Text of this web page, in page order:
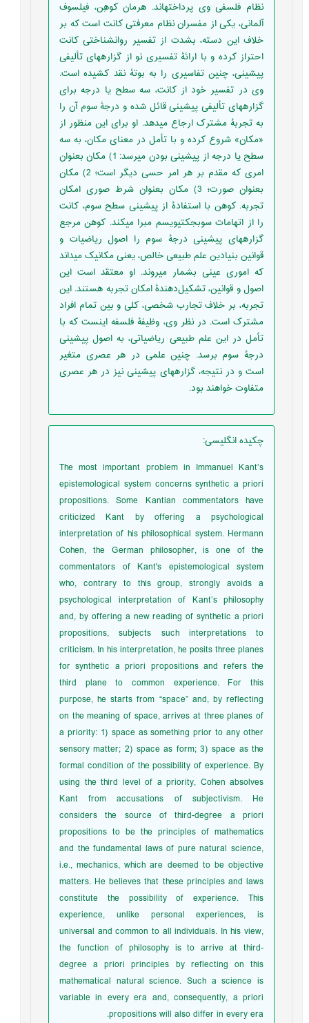
نظام فلسفی وی پرداخته­اند. هرمان کوهِن، فیلسوف
آلمانی، یکی از مفسران نظام معرفتی کانت است که بر
خلاف این دسته، بشدت از تفسیر روانشناختی کانت
احتراز کرده و با ارائۀ تفسیری نو از گزاره­های تألیفی
پیشینی، چنین تفاسیری را به بوتۀ نقد کشیده است.
وی در تفسیر خود از کانت، سه سطح یا درجه برای
گزاره­های تألیفی پیشینی قائل شده و درجۀ سوم آن را
به تجربۀ مشترک ارجاع میدهد. او برای این منظور از
«مکان» شروع کرده و با تأمل در معنای مکان، به سه
سطح یا درجه از پیشینی بودن میرسد: 1) مکان بعنوان
امری که مقدم بر هر امر حسی دیگر است؛ 2) مکان
بعنوان صورت؛ 3) مکان بعنوان شرط صوری امکان
تجربه. کوهن با استفادۀ از پیشینی سطح سوم، کانت
را از اتهامات سوبجکتیویسم مبرا میکند. کوهن مرجع
گزاره­های پیشینی درجۀ سوم را اصول ریاضیات و
قوانین بنیادین علم طبیعی خالص، یعنی مکانیک میداند
که اموری عینی بشمار میروند. او معتقد است این
اصول و قوانین، تشکیل‌دهندۀ امکان تجربه هستند. این
تجربه، بر خلاف تجارب شخصی، کلی و بین تمام افراد
مشترک است. در نظر وی، وظیفۀ فلسفه اینست که با
تأمل در این علم طبیعی ریاضیاتی، به اصول پیشینی
درجۀ سوم برسد. چنین علمی در هر عصری متغیر
است و در نتیجه، گزاره­های پیشینی نیز در هر عصری
متفاوت خواهند بود.
چکیده انگلیسی:
The most important problem in Immanuel Kant’s
epistemological system concerns synthetic a priori
propositions. Some Kantian commentators have
criticized Kant by offering a psychological
interpretation of his philosophical system. Hermann
Cohen, the German philosopher, is one of the
commentators of Kant's epistemological system
who, contrary to this group, strongly avoids a
psychological interpretation of Kant’s philosophy
and, by offering a new reading of synthetic a priori
propositions, subjects such interpretations to
criticism. In his interpretation, he posits three planes
for synthetic a priori propositions and refers the
third plane to common experience. For this
purpose, he starts from “space” and, by reflecting
on the meaning of space, arrives at three planes of
a priority: 1) space as something prior to any other
sensory matter; 2) space as form; 3) space as the
formal condition of the possibility of experience. By
using the third level of a priority, Cohen absolves
Kant from accusations of subjectivism. He
considers the source of third-degree a priori
propositions to be the principles of mathematics
and the fundamental laws of pure natural science,
i.e., mechanics, which are deemed to be objective
matters. He believes that these principles and laws
constitute the possibility of experience. This
experience, unlike personal experiences, is
universal and common to all individuals. In his view,
the function of philosophy is to arrive at third-
degree a priori principles by reflecting on this
mathematical natural science. Such a science is
variable in every era and, consequently, a priori
propositions will also differ in every era.